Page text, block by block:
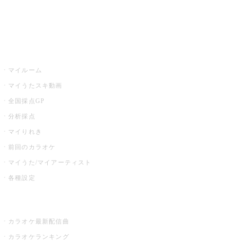
マイルーム
マイうたスキ動画
全国採点GP
分析採点
マイりれき
前回のカラオケ
マイうた/マイアーティスト
各種設定
カラオケ最新配信曲
カラオケランキング